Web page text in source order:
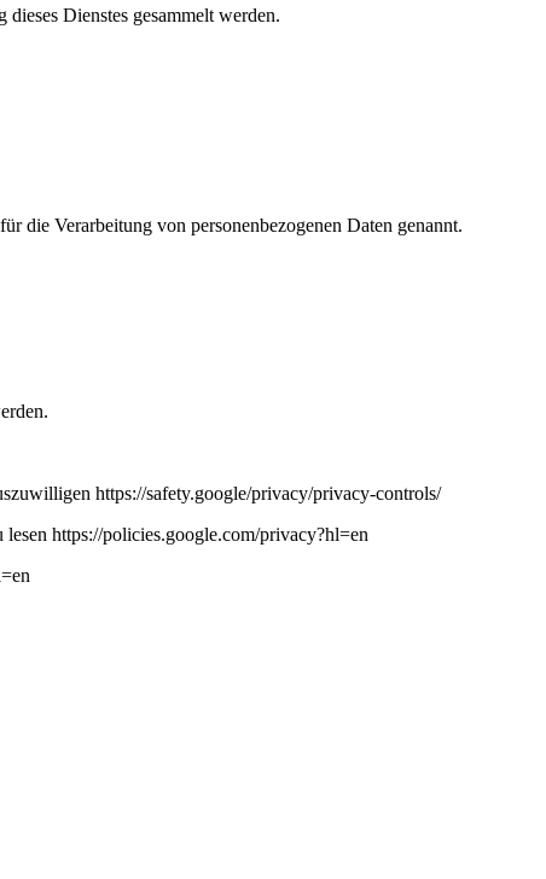
Dienstes gesammelt werden.
die Verarbeitung von personenbezogenen Daten genannt.
https://safety.google/privacy/privacy-controls/
https://policies.google.com/privacy?hl=en